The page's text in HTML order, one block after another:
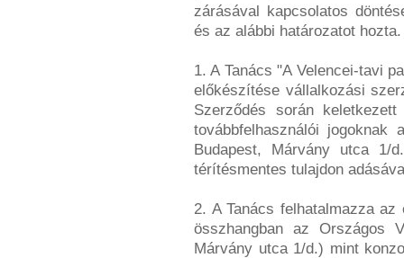
zárásával kapcsolatos
és az alábbi határozatot hozta.
1. A Tanács "A Velencei-tavi
előkészítése vállalkozási
Szerződés során
továbbfelhasználói jogoknak
Budapest, Márvány utca 1/
térítésmentes tulajdon
2. A Tanács felhatalmazza
összhangban az Országos
Márvány utca 1/d.) mint